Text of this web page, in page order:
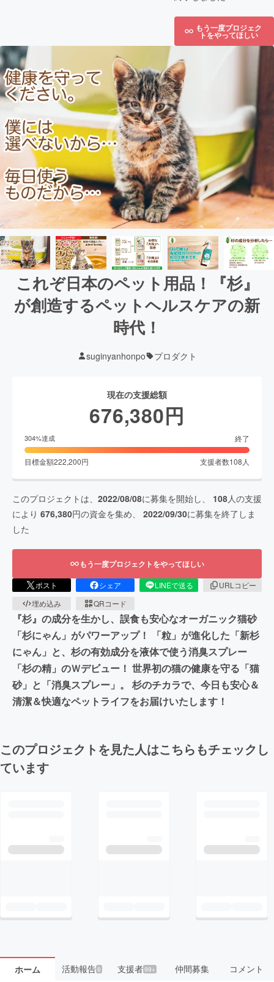
もう一度プロジェク
トをやってほしい
これぞ日本のペット用品！『杉』
が創造するペットヘルスケアの新
時代！
suginyanhonpo プロダクト
現在の支援総額
676,380円
304%達成 終了
目標金額222,200円 支援者数108 人
このプロジェクトは、 2022/08/08に募集を開始し、 108人の支援
により 676,380円の資金を集め、 2022/09/30に募集を終了しま
した
もう一度プロジェクトをやってほしい
ポスト シェア LINEで送る
URLコピー
埋め込み
QRコード
『杉』の成分を生かし、誤食も安心なオーガニック猫砂
「杉にゃん」がパワーアップ！ 「粒」が進化した「新杉
にゃん」と、杉の有効成分を液体で使う消臭スプレー
「杉の精」のＷデビュー！ 世界初の猫の健康を守る「猫
砂」と「消臭スプレー」。 杉のチカラで、今日も安心＆
清潔＆快適なペットライフをお届けいたします！
このプロジェクトを見た人はこちらもチェックし
ています
ホーム 活動報告6 支援者99+ 仲間募集 コメント